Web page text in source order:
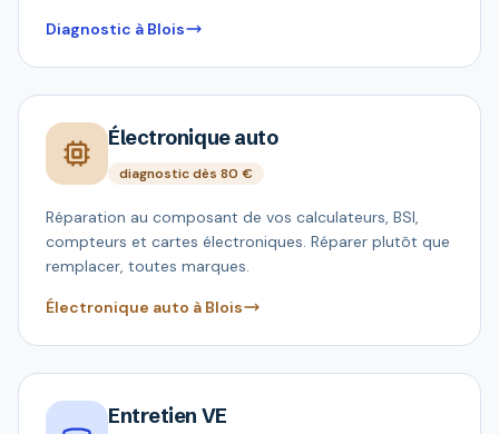
Diagnostic à Blois
Électronique auto
diagnostic dès 80 €
Réparation au composant de vos calculateurs, BSI,
compteurs et cartes électroniques. Réparer plutôt que
remplacer, toutes marques.
Électronique auto à Blois
Entretien VE